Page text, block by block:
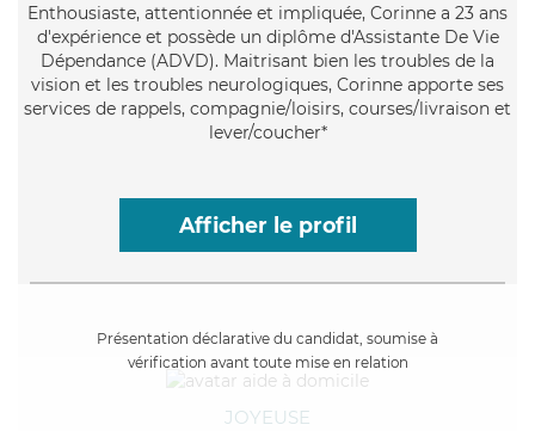
Enthousiaste, attentionnée et impliquée, Corinne a 23 ans
d'expérience et possède un diplôme d'Assistante De Vie
Dépendance (ADVD). Maitrisant bien les troubles de la
vision et les troubles neurologiques, Corinne apporte ses
services de rappels, compagnie/loisirs, courses/livraison et
lever/coucher*
Afficher le profil
Présentation déclarative du candidat, soumise à
vérification avant toute mise en relation
JOYEUSE